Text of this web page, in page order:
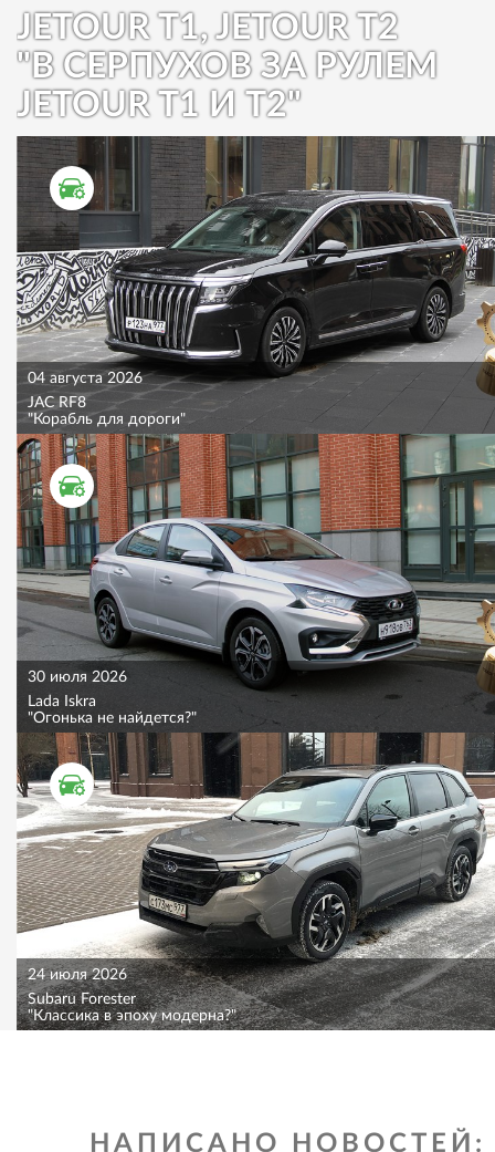
JETOUR T1, JETOUR T2
"В СЕРПУХОВ ЗА РУЛЕМ
JETOUR T1 И T2"
ТЕСТ ДРАЙВ
04 августа 2026
JAC RF8
"Корабль для дороги"
ТЕСТ ДРАЙВ
30 июля 2026
Lada Iskra
"Огонька не найдется?"
ТЕСТ ДРАЙВ
24 июля 2026
Subaru Forester
"Классика в эпоху модерна?"
НАПИСАНО НОВОСТЕЙ: